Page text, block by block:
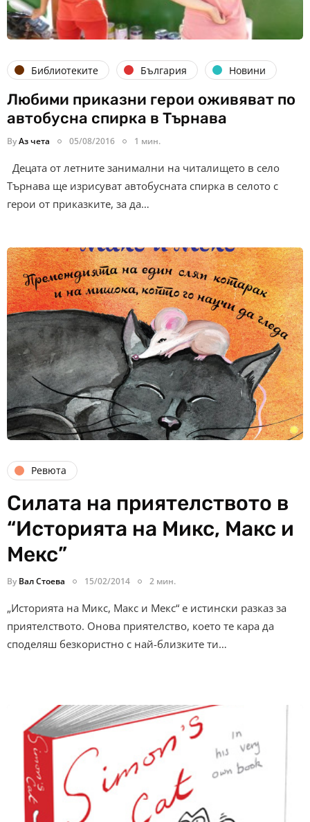
Библиотеките България Новини
Любими приказни герои оживяват по
автобусна спирка в Търнава
ByАз чета 05/08/2016 1 мин.
Децата от летните занимални на читалището в село
Търнава ще изрисуват автобусната спирка в селото с
герои от приказките, за да…
Ревюта
Силата на приятелството в
“Историята на Микс, Макс и
Мекс”
By Вал Стоева 15/02/2014 2 мин.
„Историята на Микс, Макс и Мекс“ е истински разказ за
приятелството. Онова приятелство, което те кара да
споделяш безкористно с най-близките ти…